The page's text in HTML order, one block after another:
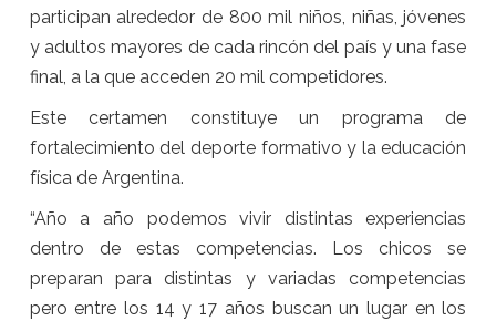
participan alrededor de 800 mil niños, niñas, jóvenes
y adultos mayores de cada rincón del país y una fase
final, a la que acceden 20 mil competidores.
Este certamen constituye un programa de
fortalecimiento del deporte formativo y la educación
física de Argentina.
“Año a año podemos vivir distintas experiencias
dentro de estas competencias. Los chicos se
preparan para distintas y variadas competencias
pero entre los 14 y 17 años buscan un lugar en los